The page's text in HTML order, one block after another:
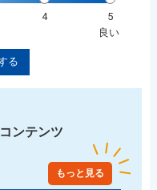
4
5
良い
る
ンテンツ
もっと見る